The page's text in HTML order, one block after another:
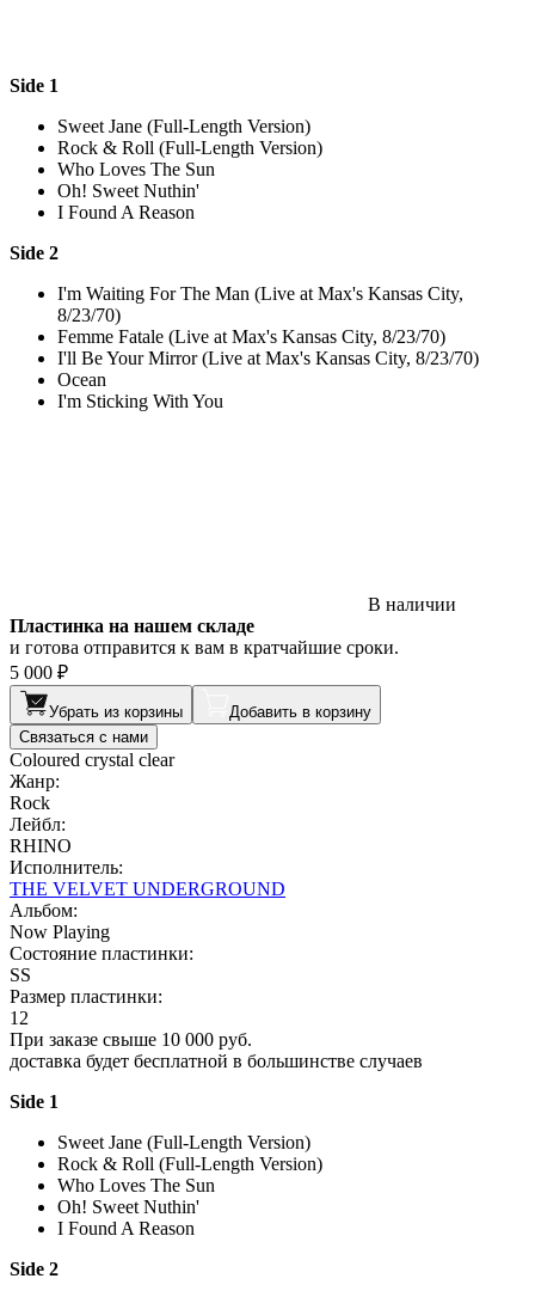
Side 1
Sweet Jane (Full-Length Version)
Rock & Roll (Full-Length Version)
Who Loves The Sun
Oh! Sweet Nuthin'
I Found A Reason
Side 2
I'm Waiting For The Man (Live at Max's Kansas City,
8/23/70)
Femme Fatale (Live at Max's Kansas City, 8/23/70)
I'll Be Your Mirror (Live at Max's Kansas City, 8/23/70)
Ocean
I'm Sticking With You
В наличии
Пластинка на нашем складе
и готова отправится к вам в кратчайшие сроки.
5 000 ₽
Убрать из корзины
Добавить в корзину
Связаться с нами
Coloured crystal clear
Жанр:
Rock
Лейбл:
RHINO
Исполнитель:
THE VELVET UNDERGROUND
Альбом:
Now Playing
Состояние пластинки:
SS
Размер пластинки:
12
При заказе свыше 10 000 руб.
доставка будет бесплатной в большинстве случаев
Side 1
Sweet Jane (Full-Length Version)
Rock & Roll (Full-Length Version)
Who Loves The Sun
Oh! Sweet Nuthin'
I Found A Reason
Side 2